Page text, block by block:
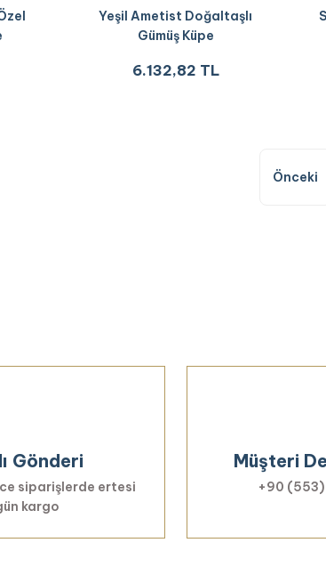
Yeşil Ametist Doğaltaşlı
Gümüş Küpe
6.132,82 TL
Gönderi
siparişlerde ertesi
kargo
Müşteri
+90